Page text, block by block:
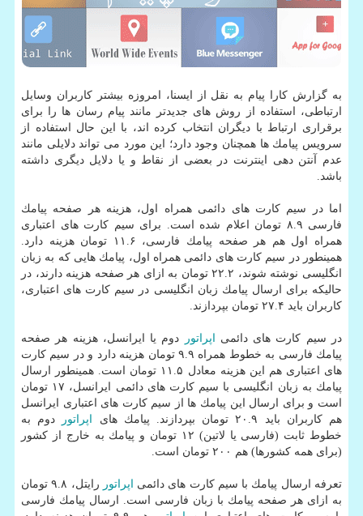
به گزارش كارا پیام به نقل از ایسنا، امروزه بیشتر كاربران وسایل
ارتباطی، استفاده از روش های جدیدتر مانند پیام رسان ها را برای
برقراری ارتباط با دیگران انتخاب كرده اند، با این حال استفاده از
سرویس پیامك ها همچنان وجود دارد؛ این مورد می تواند دلایلی مانند
عدم آنتن دهی اینترنت در بعضی از نقاط و یا دلایل دیگری داشته
باشد.
اما در سیم كارت های دائمی همراه اول، هزینه هر صفحه پیامك
فارسی ۸.۹ تومان اعلام شده است. برای سیم كارت های اعتباری
همراه اول هم هر صفحه پیامك فارسی، ۱۱.۶ تومان هزینه دارد.
همینطور در سیم كارت های دائمی همراه اول، پیامك هایی كه به زبان
انگلیسی نوشته شوند، ۲۲.۲ تومان به ازای هر صفحه هزینه دارند، در
حالیكه برای ارسال پیامك زبان انگلیسی در سیم كارت های اعتباری،
كاربران باید ۲۷.۴ تومان بپردازند.
در سیم كارت های دائمی اپراتور
دوم یا ایرانسل، هزینه هر صفحه
پیامك فارسی به خطوط همراه ۹.۹ تومان هزینه دارد و در سیم كارت
های اعتباری هم این هزینه معادل ۱۱.۵ تومان است. همینطور ارسال
پیامك به زبان انگلیسی با سیم كارت های دائمی ایرانسل، ۱۷ تومان
است و برای ارسال این پیامك ها از سیم كارت های اعتباری ایرانسل
هم كاربران باید ۲۰.۹ تومان بپردازند. پیامك های
اپراتور
دوم به
خطوط ثابت (فارسی یا لاتین) ۱۲ تومان و پیامك به خارج از كشور
(برای همه كشورها) هم ۲۰۰ تومان است.
تعرفه ارسال پیامك با سیم كارت های دائمی اپراتور
رایتل، ۹.۸ تومان
به ازای هر صفحه پیامك با زبان فارسی است. ارسال پیامك فارسی